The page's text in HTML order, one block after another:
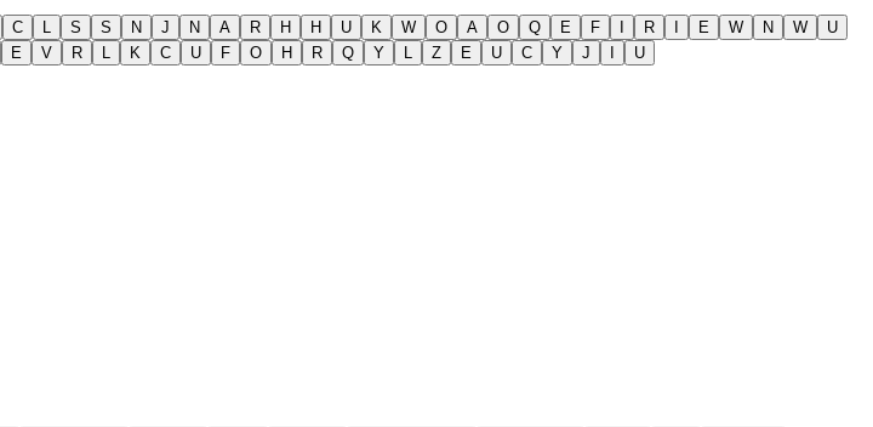
C L S S N J N A R H H U K W O A O Q E F I R I E W N W
U
E V R L K C U F O H R Q Y L Z E U C Y J I U